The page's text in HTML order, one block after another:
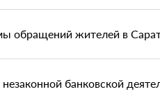
обращений жителей в
банковской